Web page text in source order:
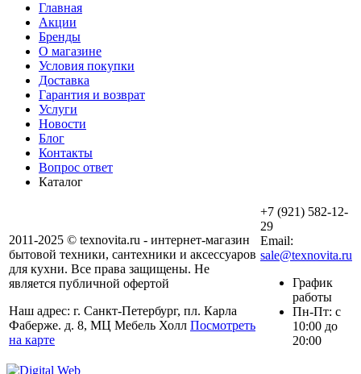
Главная
Акции
Бренды
О магазине
Условия покупки
Доставка
Гарантия и возврат
Услуги
Новости
Блог
Контакты
Вопрос ответ
Каталог
2011-2025 © texnovita.ru - интернет-магазин
бытовой техники, сантехники и аксессуаров
для кухни. Все права защищены. Не
является публичной офертой
Наш адрес: г. Санкт-Петербург, пл. Карла
Фаберже. д. 8, МЦ Мебель Холл Посмотреть
на карте
+7 (921) 582-12-
29
Email:
sale@texnovita.ru
График
работы
Пн-Пт: с
10:00 до
20:00